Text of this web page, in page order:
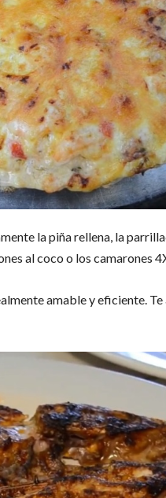
la piña rellena, la
al coco o los camarones
amable y eficiente.